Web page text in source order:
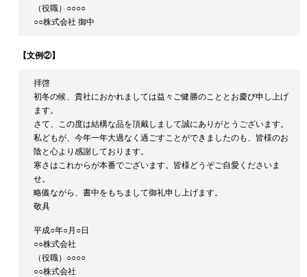
（役職）○○○○
○○株式会社 御中
【文例②】
拝啓
初冬の候、貴社におかれましては益々ご健勝のこととお慶び申し上げ
ます。
さて、この度は結構な品を頂戴しまして誠にありがとうございます。
私どもが、今年一年大過なく過ごすことができましたのも、皆様のお
陰と心より感謝しております。
寒さはこれからが本番でございます。皆様どうぞご自愛くださいま
せ。
略儀ながら、書中をもちまして御礼申し上げます。
敬具
平成○年○月○日
○○株式会社
（役職）○○○○
○○株式会社